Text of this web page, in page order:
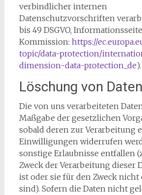
verbindlicher internen
Datenschutzvorschriften
bis 49 DSGVO,
Kommission: https://
topic/data-protection/
dimension-data-protection_de).
Löschung von Daten
Die von uns verarbeiteten
Maßgabe der gesetzlichen
sobald deren zur Verarbeitung
Einwilligungen widerrufen
sonstige Erlaubnisse entfallen
Zweck der Verarbeitung dieser
ist oder sie für den Zweck
sind). Sofern die Daten nicht